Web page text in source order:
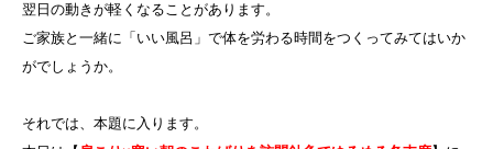
翌日の動きが軽くなることがあります。
ご家族と一緒に「いい風呂」で体を労わる時間をつくってみてはいか
がでしょうか。
それでは、本題に入ります。